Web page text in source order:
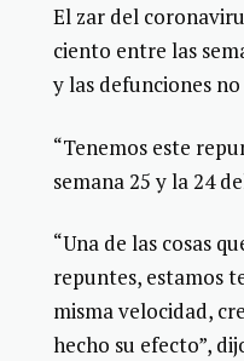
El zar del
ciento entre las
y las defunciones
“Tenemos este
semana 25 y la 24
“Una de las cosas
repuntes, estamos
misma velocidad,
hecho su efecto”,